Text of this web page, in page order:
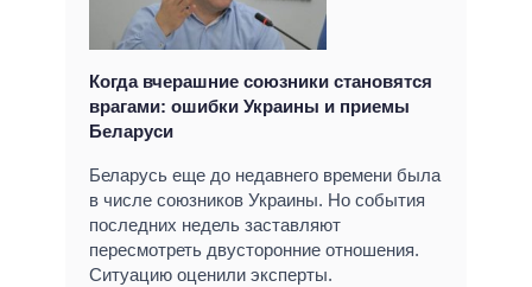
Когда вчерашние союзники становятся
врагами: ошибки Украины и приемы
Беларуси
Беларусь еще до недавнего времени была
в числе союзников Украины. Но события
последних недель заставляют
пересмотреть двусторонние отношения.
Ситуацию оценили эксперты.